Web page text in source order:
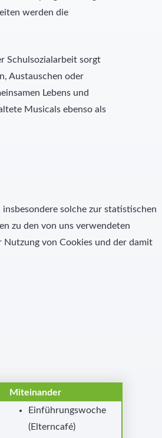
werden die
Schulsozialarbeit sorgt
Austauschen oder
Lebens und
Musicals ebenso als
Miteinander
Einführungswoche
(Elterncafé)
solche zur statistischen
zu den von uns verwendeten
Nutzung von Cookies und der damit